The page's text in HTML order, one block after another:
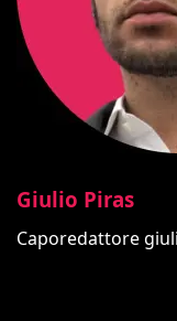
Giulio Piras
Caporedattore